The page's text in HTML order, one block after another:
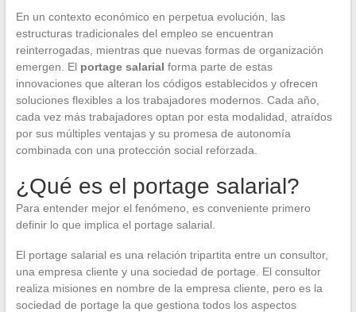
En un contexto económico en perpetua evolución, las
estructuras tradicionales del empleo se encuentran
reinterrogadas, mientras que nuevas formas de organización
emergen. El portage salarial forma parte de estas
innovaciones que alteran los códigos establecidos y ofrecen
soluciones flexibles a los trabajadores modernos. Cada año,
cada vez más trabajadores optan por esta modalidad, atraídos
por sus múltiples ventajas y su promesa de autonomía
combinada con una protección social reforzada.
¿Qué es el portage salarial?
Para entender mejor el fenómeno, es conveniente primero
definir lo que implica el portage salarial.
El portage salarial es una relación tripartita entre un consultor,
una empresa cliente y una sociedad de portage. El consultor
realiza misiones en nombre de la empresa cliente, pero es la
sociedad de portage la que gestiona todos los aspectos